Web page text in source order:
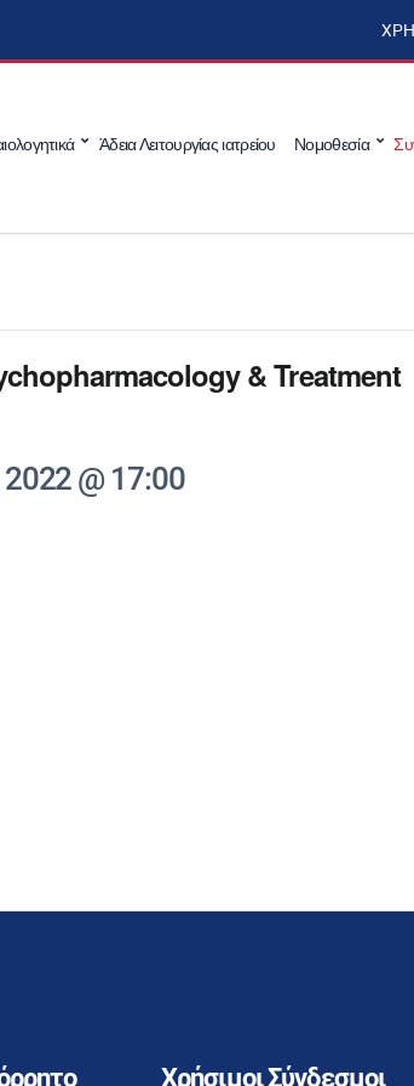
Άδεια Λειτουργίας ιατρείου Νομοθεσία
& Treatment
2022 @ 17:00
Χρήσιμοι Σύνδεσμοι